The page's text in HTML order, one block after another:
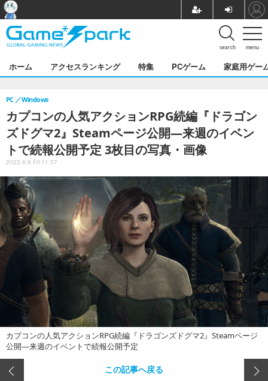
menu
search
ホーム アクセスランキング 特集 PCゲーム 家庭用ゲー
カプコンの人気アクションRPG続編『ドラゴン
ズドグマ2』Steamページ公開―来週のイベン
トで続報公開予定 3枚目の写真・画像
PC Windows
2023.6.9 Fri 11:37
カプコンの人気アクションRPG続編『ドラゴンズドグマ2』Steamページ
公開―来週のイベントで続報公開予定
この記事へ戻る